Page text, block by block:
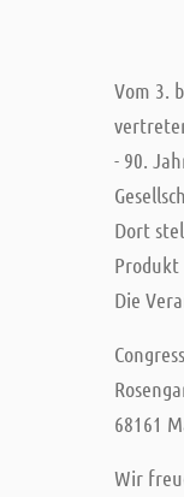
Vom 3.
- 90.
Dort
Produkt
Die
68161
Wir